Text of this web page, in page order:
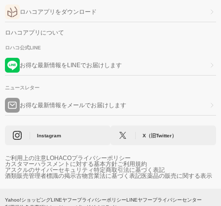
ロハコアプリをダウンロード
ロハコアプリについて
ロハコ公式LINE
お得な最新情報をLINEでお届けします
ニュースレター
お得な最新情報をメールでお届けします
Instagram X（旧Twitter）
ご利用上の注意LOHACOプライバシーポリシー
カスタマーハラスメントに対する基本方針ご利用規約
アスクルのサイバーセキュリティ特定商取引法に基づく表記
酒類販売管理者標識の掲示古物営業法に基づく表記医薬品の販売に関する表示
Yahoo!ショッピングLINEヤフープライバシーポリシーLINEヤフープライバシーセンター